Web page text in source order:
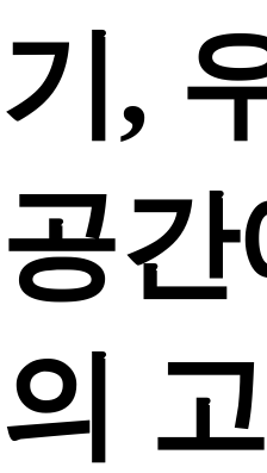
기,
공간
의